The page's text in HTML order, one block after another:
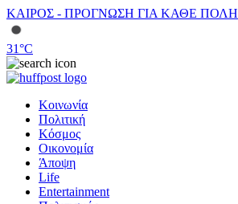
ΚΑΙΡΟΣ - ΠΡΟΓΝΩΣΗ ΓΙΑ ΚΑΘΕ ΠΟΛΗ
31°C
Κοινωνία
Πολιτική
Κόσμος
Οικονομία
Άποψη
Life
Entertainment